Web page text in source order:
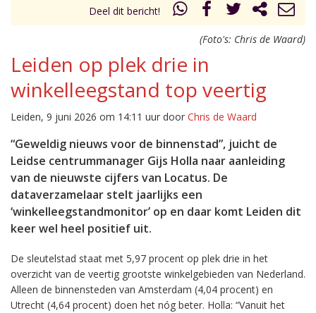
Deel dit bericht!
(Foto's: Chris de Waard)
Leiden op plek drie in
winkelleegstand top veertig
Leiden, 9 juni 2026 om 14:11 uur door Chris de Waard
“Geweldig nieuws voor de binnenstad”, juicht de
Leidse centrummanager Gijs Holla naar aanleiding
van de nieuwste cijfers van Locatus. De
dataverzamelaar stelt jaarlijks een
‘winkelleegstandmonitor’ op en daar komt Leiden dit
keer wel heel positief uit.
De sleutelstad staat met 5,97 procent op plek drie in het
overzicht van de veertig grootste winkelgebieden van Nederland.
Alleen de binnensteden van Amsterdam (4,04 procent) en
Utrecht (4,64 procent) doen het nóg beter. Holla: “Vanuit het